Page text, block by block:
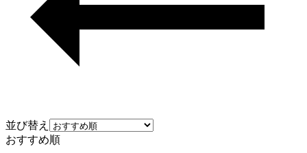
並び替え
おすすめ順